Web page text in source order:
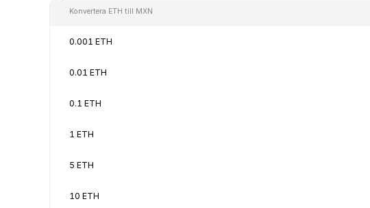
Konvertera ETH till MXN
0.001 ETH
0.01 ETH
0.1 ETH
1 ETH
5 ETH
10 ETH